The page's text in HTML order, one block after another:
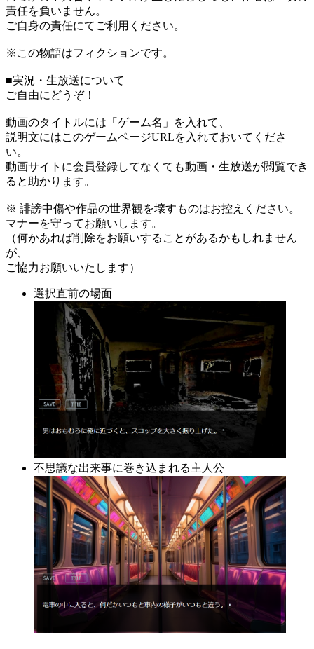
責任を負いません。
ご自身の責任にてご利用ください。
※この物語はフィクションです。
■実況・生放送について
ご自由にどうぞ！
動画のタイトルには「ゲーム名」を入れて、
説明文にはこのゲームページURLを入れておいてくださ
い。
動画サイトに会員登録してなくても動画・生放送が閲覧でき
ると助かります。
※ 誹謗中傷や作品の世界観を壊すものはお控えください。
マナーを守ってお願いします。
（何かあれば削除をお願いすることがあるかもしれません
が、
ご協力お願いいたします）
選択直前の場面
不思議な出来事に巻き込まれる主人公